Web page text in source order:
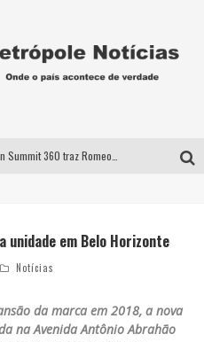
unidade em Belo Horizonte
Notícias
da marca em 2018, a nova
na Avenida Antônio Abrahão